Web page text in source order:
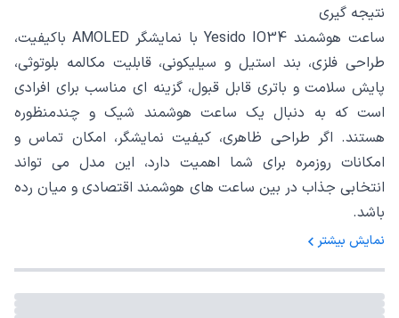
نتیجه گیری
ساعت هوشمند Yesido IO34 با نمایشگر AMOLED باکیفیت،
طراحی فلزی، بند استیل و سیلیکونی، قابلیت مکالمه بلوتوثی،
پایش سلامت و باتری قابل قبول، گزینه ای مناسب برای افرادی
است که به دنبال یک ساعت هوشمند شیک و چندمنظوره
هستند. اگر طراحی ظاهری، کیفیت نمایشگر، امکان تماس و
امکانات روزمره برای شما اهمیت دارد، این مدل می تواند
انتخابی جذاب در بین ساعت های هوشمند اقتصادی و میان رده
باشد.
نمایش بیشتر